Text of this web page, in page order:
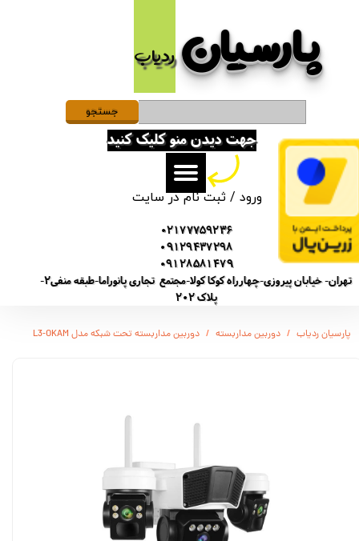
پارسیان​​​​​​​ردیاب
ورود /ثبت نام در سایت
حساب کاربری من
تغییر گذر واژه
سفارشات
خروج از حساب کاربری
02177759236
09129437298
09128581479
تهران- خیابان پیروزی-چهارراه کوکا کولا-مجتمع تجاری پانوراما-طبقه منفی2-
پلاک 202
جهت دیدن منو کلیک کنید
جستجو
پارسیان ردیاب دوربین مداربسته دوربین مداربسته تحت شبکه مدل L3-OKAM